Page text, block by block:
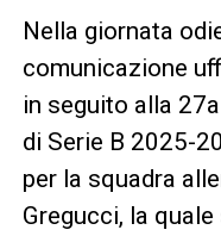
Nella giornata
comunicazione
in seguito alla
di Serie B 2025-
per la squadra
Gregucci, la